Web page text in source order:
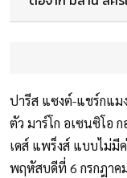
ปารีส แซงต์-แชร์กแม
ตัว มาร์โก อเซนซิโอ
เดส์ แพร็งส์ แบบไม่มี
พฤหัสบดีที่ 6 กรกฎาค